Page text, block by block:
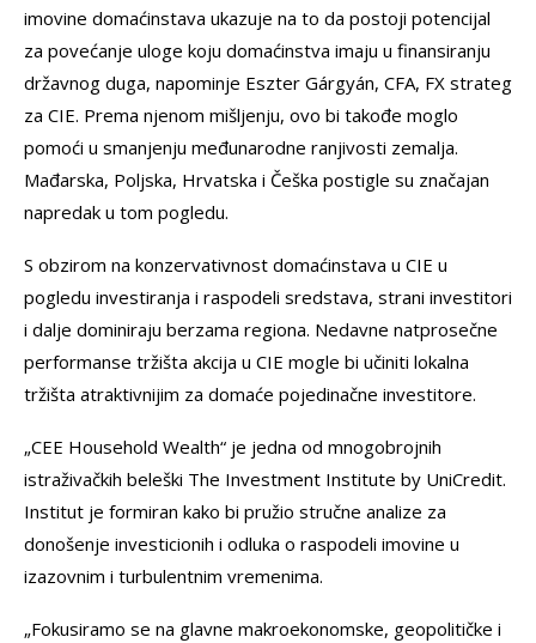
imovine domaćinstava ukazuje na to da postoji potencijal
za povećanje uloge koju domaćinstva imaju u finansiranju
državnog duga, napominje Eszter Gárgyán, CFA, FX strateg
za CIE. Prema njenom mišljenju, ovo bi takođe moglo
pomoći u smanjenju međunarodne ranjivosti zemalja.
Mađarska, Poljska, Hrvatska i Češka postigle su značajan
napredak u tom pogledu.
S obzirom na konzervativnost domaćinstava u CIE u
pogledu investiranja i raspodeli sredstava, strani investitori
i dalje dominiraju berzama regiona. Nedavne natprosečne
performanse tržišta akcija u CIE mogle bi učiniti lokalna
tržišta atraktivnijim za domaće pojedinačne investitore.
„CEE Household Wealth“ je jedna od mnogobrojnih
istraživačkih beleški The Investment Institute by UniCredit.
Institut je formiran kako bi pružio stručne analize za
donošenje investicionih i odluka o raspodeli imovine u
izazovnim i turbulentnim vremenima.
„Fokusiramo se na glavne makroekonomske, geopolitičke i